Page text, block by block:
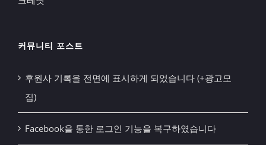
커뮤니티 포스트
후원사 기록을 전면에 표시하게 되었습니다 (+광고모
집)
Facebook을 통한 로그인 기능을 복구하였습니다